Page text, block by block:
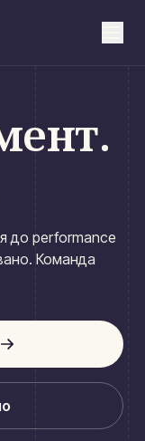
до performance
Команда